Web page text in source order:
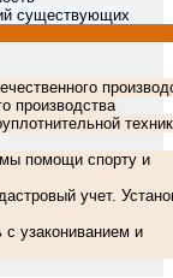
существующих
производства
помощи спорту и
учет.
узакониванием и